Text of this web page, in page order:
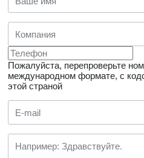
Пожалуйста, перепроверьте
международном формате, с
этой страной